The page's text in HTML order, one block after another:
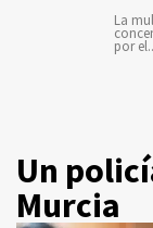
La
por
Un
Murcia